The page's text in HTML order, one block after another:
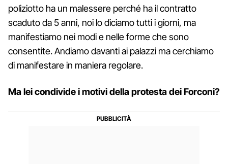
poliziotto ha un malessere perché ha il contratto
scaduto da 5 anni, noi lo diciamo tutti i giorni, ma
manifestiamo nei modi e nelle forme che sono
consentite. Andiamo davanti ai palazzi ma cerchiamo
di manifestare in maniera regolare.
Ma lei condivide i motivi della protesta dei Forconi?